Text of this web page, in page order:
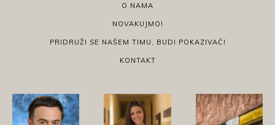
O NAMA
NOVAKUJMO!
PRIDRUŽI SE NAŠEM TIMU, BUDI POKAZIVAČ!
KONTAKT